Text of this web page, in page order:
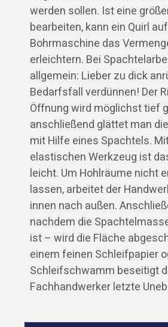
werden sollen. Ist eine
bearbeiten, kann ein Quirl
Bohrmaschine das
erleichtern. Bei
allgemein: Lieber zu dick
Bedarfsfall verdünnen! Der
Öffnung wird möglichst tief
anschließend glättet man
mit Hilfe eines Spachtels.
elastischen Werkzeug ist
leicht. Um Hohlräume nicht
lassen, arbeitet der
innen nach außen.
nachdem die
ist – wird die Fläche
einem feinen Schleifpapier
Schleifschwamm beseitigt
Fachhandwerker letzte